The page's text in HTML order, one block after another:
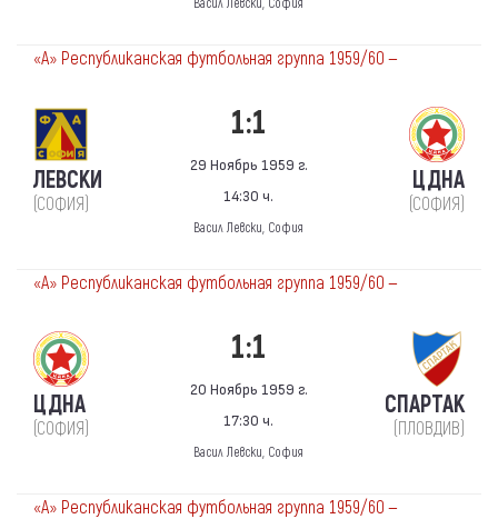
Васил Левски, София
«А» Республиканская футбольная группа 1959/60 —
ЛЕВСКИ
(СОФИЯ)
1:1
29 Ноябрь 1959 г.
14:30 ч.
Васил Левски, София
ЦДНА
(СОФИЯ)
«А» Республиканская футбольная группа 1959/60 —
ЦДНА
(СОФИЯ)
1:1
20 Ноябрь 1959 г.
17:30 ч.
Васил Левски, София
СПАРТАК
(ПЛОВДИВ)
«А» Республиканская футбольная группа 1959/60 —